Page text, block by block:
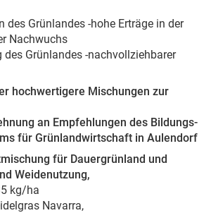
des Grünlandes -hohe Erträge in der
Nachwuchs
des Grünlandes -nachvollziehbarer
hochwertigere Mischungen zur
an Empfehlungen des Bildungs-
für Grünlandwirtschaft in Aulendorf
für Dauergrünland und
Weidenutzung,
kg/ha
Navarra,